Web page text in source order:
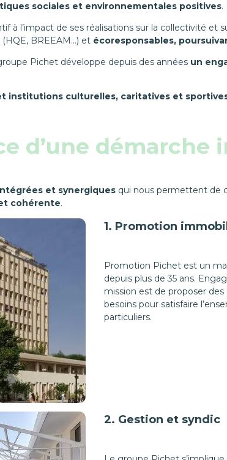
sociales et environnementales positives.
à l’impact de ses réalisations sur la collectivité et
(HQE, BREEAM…) et écoresponsables,
Pichet développe depuis des années un
institutions culturelles, caritatives et
d’une démarche
et synergiques qui nous permettent de
cohérente.
1. Promotion
Promotion Pichet est un
depuis plus de 35 ans.
mission est de proposer
besoins pour satisfaire
particuliers.
2. Gestion et syndic